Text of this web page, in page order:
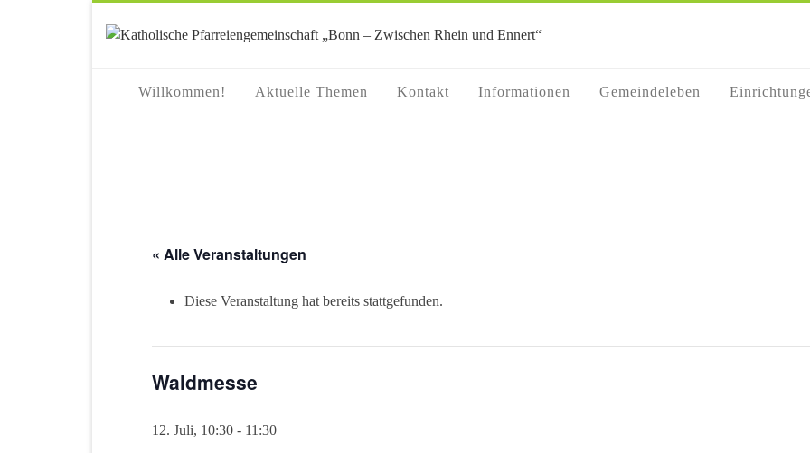
Willkommen! Aktuelle Themen Kontakt Informationen Gemeindeleben
« Alle Veranstaltungen
Diese Veranstaltung hat bereits stattgefunden.
Waldmesse
12. Juli, 10:30 - 11:30